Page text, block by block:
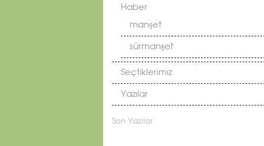
Haber
manşet
sürmanşet
Seçtiklerimiz
Yazılar
Son Yazılar